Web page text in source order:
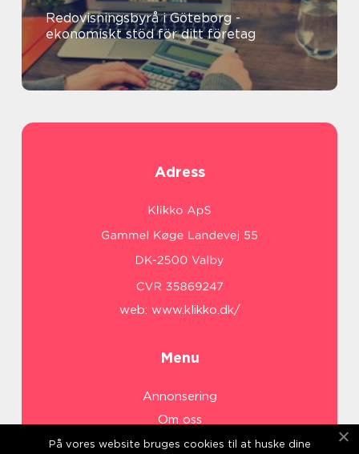
Redovisningsbyrå i Göteborg -
ekonomiskt stöd för ditt företag
Adress
web: www.klikko.dk/
Menu
Annonsering
Om oss
Cookies
På vores website bruges cookies til at huske dine